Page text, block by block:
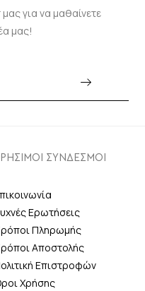
για να μαθαίνετε
μας!
ΣΥΝΔΕΣΜΟΙ
Ερωτήσεις
Πληρωμής
Αποστολής
Επιστροφών
Χρήσης